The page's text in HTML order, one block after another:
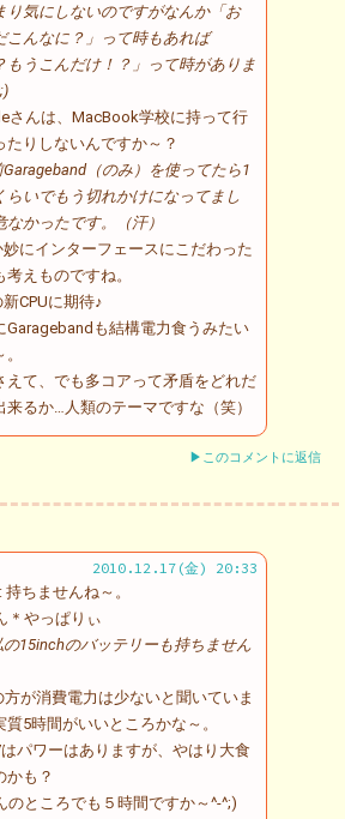
り気にしないのですがなんか「お
こんなに？」って時もあれば
もうこんだけ！？」って時がありま
さんは、MacBook学校に持って行
たりしないんですか～？
（のみ）を使ってたら1
らいでもう切れかけになってまし
なかったです。（汗）
妙にインターフェースにこだわった
考えものですね。
CPUに期待♪
Garagebandも結構電力食うみたい
えて、でも多コアって矛盾をどれだ
来るか…人類のテーマですな（笑）
▶このコメントに返信
2010.12.17(金) 20:33
持ちませんね～。
＊やっぱりぃ
の15inchのバッテリーも持ちません
方が消費電力は少ないと聞いていま
質5時間がいいところかな～。
はパワーはありますが、やはり大食
かも？
のところでも５時間ですか～^-^;)